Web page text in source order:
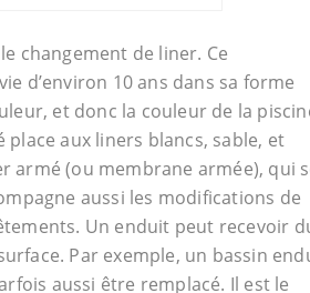
changement de liner. Ce
d’environ 10 ans dans sa forme
et donc la couleur de la
aux liners blancs, sable, et
armé (ou membrane armée), qui
aussi les modifications de
Un enduit peut recevoir
Par exemple, un bassin
aussi être remplacé. Il est le